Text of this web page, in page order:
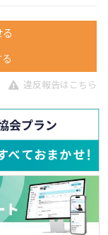
違反報告はこちら